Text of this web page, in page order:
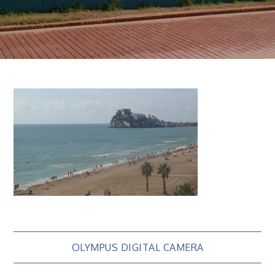
Navigation
OLYMPUS DIGITAL CAMERA